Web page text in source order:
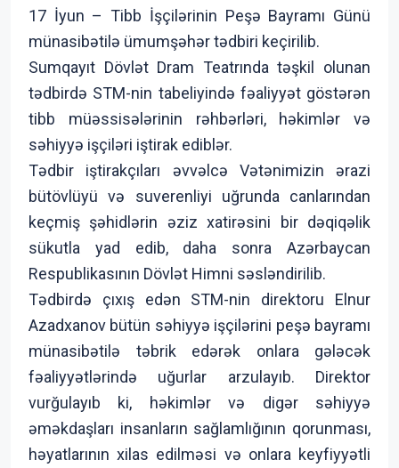
17 İyun – Tibb İşçilərinin Peşə Bayramı Günü
münasibətilə ümumşəhər tədbiri keçirilib.
Sumqayıt Dövlət Dram Teatrında təşkil olunan
tədbirdə STM-nin tabeliyində fəaliyyət göstərən
tibb müəssisələrinin rəhbərləri, həkimlər və
səhiyyə işçiləri iştirak ediblər.
Tədbir iştirakçıları əvvəlcə Vətənimizin ərazi
bütövlüyü və suverenliyi uğrunda canlarından
keçmiş şəhidlərin əziz xatirəsini bir dəqiqəlik
sükutla yad edib, daha sonra Azərbaycan
Respublikasının Dövlət Himni səsləndirilib.
Tədbirdə çıxış edən STM-nin direktoru Elnur
Azadxanov bütün səhiyyə işçilərini peşə bayramı
münasibətilə təbrik edərək onlara gələcək
fəaliyyətlərində uğurlar arzulayıb. Direktor
vurğulayıb ki, həkimlər və digər səhiyyə
əməkdaşları insanların sağlamlığının qorunması,
həyatlarının xilas edilməsi və onlara keyfiyyətli